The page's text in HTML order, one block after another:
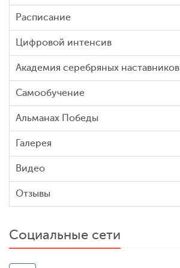
Расписание
Цифровой интенсив
Академия серебряных наставников
Самообучение
Альманах Победы
Галерея
Видео
Отзывы
Социальные сети